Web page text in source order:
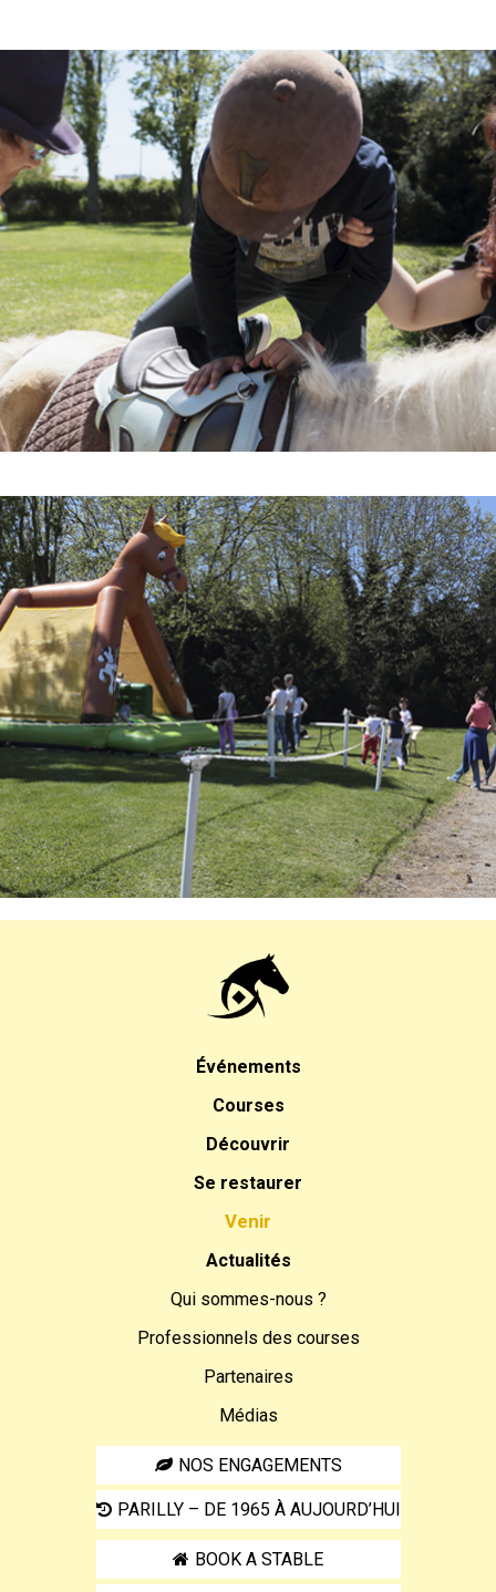
Événements
Courses
Découvrir
Se restaurer
Venir
Actualités
Qui sommes-nous ?
Professionnels des courses
Partenaires
Médias
NOS ENGAGEMENTS
PARILLY – DE 1965 À AUJOURD’HUI
BOOK A STABLE